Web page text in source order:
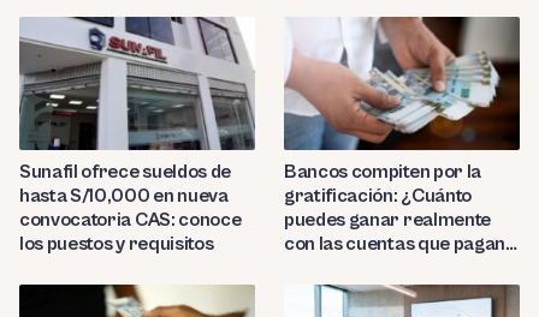
Sunafil ofrece sueldos de
hasta S/10,000 en nueva
convocatoria CAS: conoce
los puestos y requisitos
Bancos compiten por la
gratificación: ¿Cuánto
puedes ganar realmente
con las cuentas que pagan